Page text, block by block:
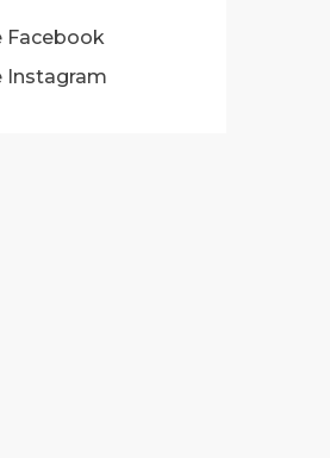
Facebook
Instagram